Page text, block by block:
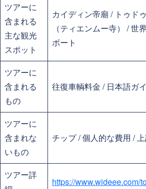
ツアーに
含まれる
主な観光
スポット
カイディン帝廟 / トゥド
（ティエンムー寺） / 世
ボート
ツアーに
含まれる
もの
往復車輌料金 / 日本語ガ
ツアーに
含まれな
いもの
チップ / 個人的な費用 /
ツアー詳
https://www.wideee.com/